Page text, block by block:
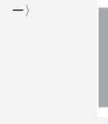
ー〉